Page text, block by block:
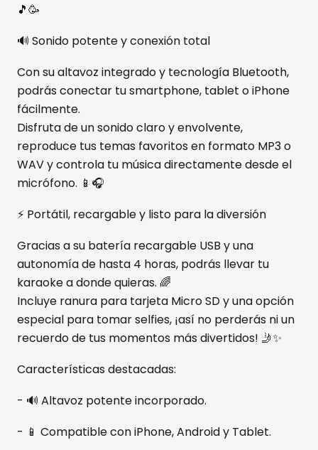
🎵🥳
🔊 Sonido potente y conexión total
Con su altavoz integrado y tecnología Bluetooth,
podrás conectar tu smartphone, tablet o iPhone
fácilmente.
Disfruta de un sonido claro y envolvente,
reproduce tus temas favoritos en formato MP3 o
WAV y controla tu música directamente desde el
micrófono. 📱🎧
⚡ Portátil, recargable y listo para la diversión
Gracias a su batería recargable USB y una
autonomía de hasta 4 horas, podrás llevar tu
karaoke a donde quieras. 🌈
Incluye ranura para tarjeta Micro SD y una opción
especial para tomar selfies, ¡así no perderás ni un
recuerdo de tus momentos más divertidos! 🤳✨
Características destacadas:
- 🔊 Altavoz potente incorporado.
- 📱 Compatible con iPhone, Android y Tablet.